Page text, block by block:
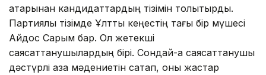
қатарынан кандидаттардың тізімін толықтырды.
Партиялық тізімде Ұлттық кеңестің тағы бір мүшесі
Айдос Сарым бар. Ол жетекші
саясаттанушылардың бірі. Сондай-ақ саясаттанушы
дәстүрлі қазақ мәдениетін сақтап, оны жастар